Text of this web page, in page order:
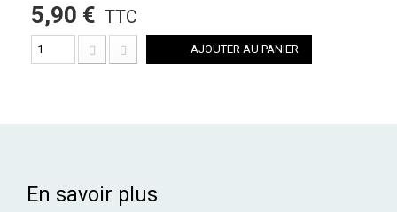
5,90 € TTC
AJOUTER AU PANIER
En savoir plus